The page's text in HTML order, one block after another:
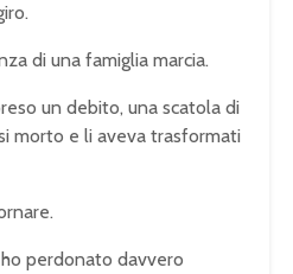
di una famiglia marcia.
un debito, una scatola di
morto e li aveva trasformati
perdonato davvero